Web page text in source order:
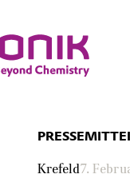
Krefeld7.